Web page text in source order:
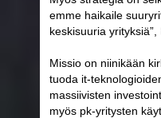
emme haikaile
keskisuuria
Missio on niinikään
tuoda it-
massiivisten
myös pk-yritysten